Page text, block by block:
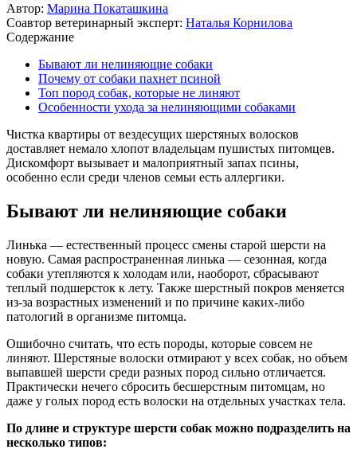
Автор: Марина Покаташкина
Соавтор ветеринарный эксперт: Наталья Корнилова
Содержание
Бывают ли нелиняющие собаки
Почему от собаки пахнет псиной
Топ пород собак, которые не линяют
Особенности ухода за нелиняющими собаками
Чистка квартиры от вездесущих шерстяных волосков
доставляет немало хлопот владельцам пушистых питомцев.
Дискомфорт вызывает и малоприятный запах псины,
особенно если среди членов семьи есть аллергики.
Бывают ли нелиняющие собаки
Линька — естественный процесс смены старой шерсти на
новую. Самая распространенная линька — сезонная, когда
собаки утепляются к холодам или, наоборот, сбрасывают
теплый подшерсток к лету. Также шерстный покров меняется
из-за возрастных изменений и по причине каких-либо
патологий в организме питомца.
Ошибочно считать, что есть породы, которые совсем не
линяют. Шерстяные волоски отмирают у всех собак, но объем
выпавшей шерсти среди разных пород сильно отличается.
Практически нечего сбросить бесшерстным питомцам, но
даже у голых пород есть волоски на отдельных участках тела.
По длине и структуре шерсти собак можно подразделить на
несколько типов: